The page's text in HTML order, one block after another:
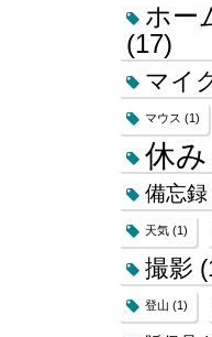
ホー
(17)
マイ
マウス (1)
休み
備忘録
天気 (1)
撮影
登山 (1)